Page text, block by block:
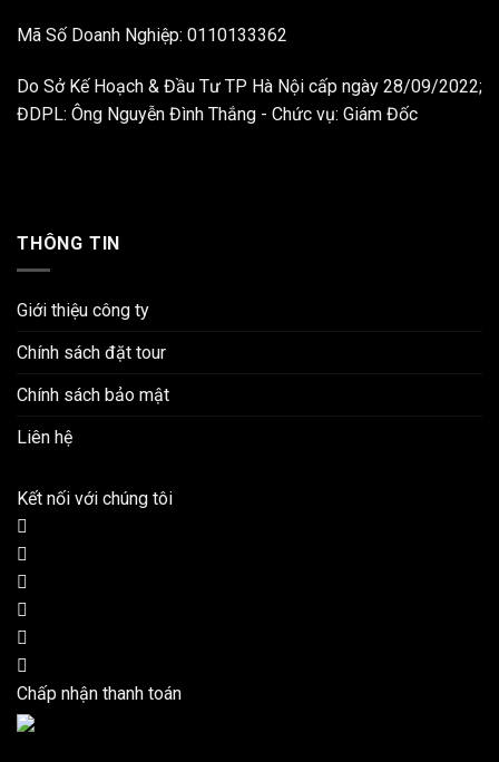
Mã Số Doanh Nghiệp: 0110133362
Do Sở Kế Hoạch & Đầu Tư TP Hà Nội cấp ngày 28/09/2022;
ĐDPL: Ông Nguyễn Đình Thắng - Chức vụ: Giám Đốc
THÔNG TIN
Giới thiệu công ty
Chính sách đặt tour
Chính sách bảo mật
Liên hệ
Kết nối với chúng tôi
Chấp nhận thanh toán